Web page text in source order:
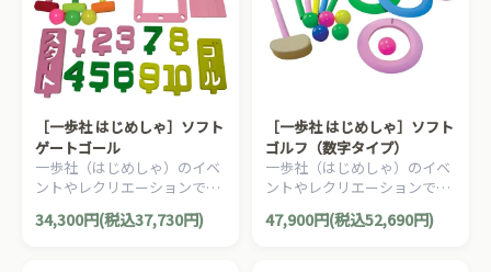
［一歩社 はじめしゃ］ソフト
ゲートゴール
一歩社（はじめしゃ）のイベ
ントやレクリエーションで利
フトなスポンジ製のゲートボ
34,300円(税込37,730円)
［一歩社 はじめしゃ］ソフト
ゴルフ（数字タイプ）
一歩社（はじめしゃ）のイベ
ントやレクリエーションで利
フトで安全性の高いEVAスポ
47,900円(税込52,690円)